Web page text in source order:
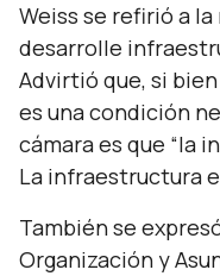
Weiss se refirió a
desarrolle
Advirtió que, si bien
es una condición
cámara es que “la
La infraestructura
También se
Organización y